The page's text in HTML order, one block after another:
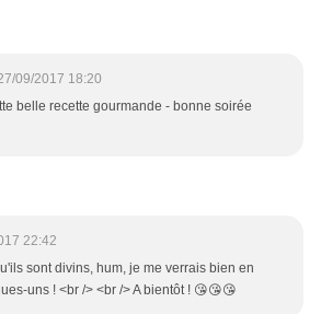
09/2017 18:20
belle recette gourmande - bonne soirée
22:42
sont divins, hum, je me verrais bien en
uns ! <br /> <br /> A bientôt ! 😘😘😘